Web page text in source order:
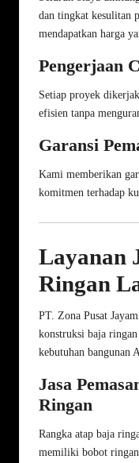
dan tingkat kesulitan
mendapatkan harga
Pengerjaan
Setiap proyek
efisien tanpa
Garansi
Kami memberikan
komitmen terhadap
Layanan
Ringan
PT. Zona Pusat
konstruksi baja ringan
kebutuhan bangunan
Jasa
Ringan
Rangka atap baja
memiliki bobot ringan